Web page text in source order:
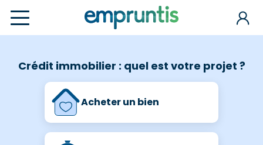
Crédit immobilier : quel est votre projet ?
Acheter un bien